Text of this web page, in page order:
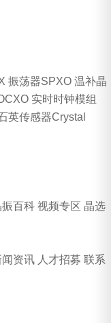
振荡器SPXO 温补晶
实时时钟模组
英传感器Crystal
振百科 视频专区 晶选
闻资讯 人才招募 联系